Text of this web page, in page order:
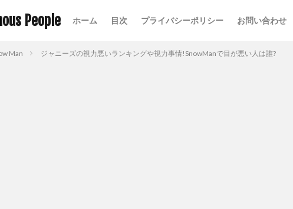
People ホーム 目次 プライバシーポリシー お問い合わせ
Man ジャニーズの視力悪いランキングや視力事情!SnowManで目が悪い人は誰?